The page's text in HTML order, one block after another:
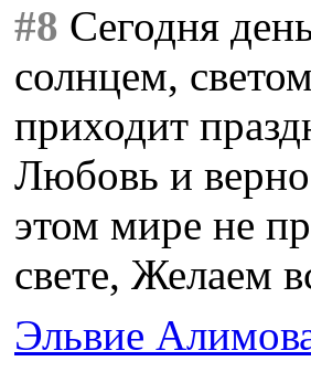
#8 Сегодня
солнцем,
приходит
Любовь и
этом мире не
свете, Желаем
Эльвие